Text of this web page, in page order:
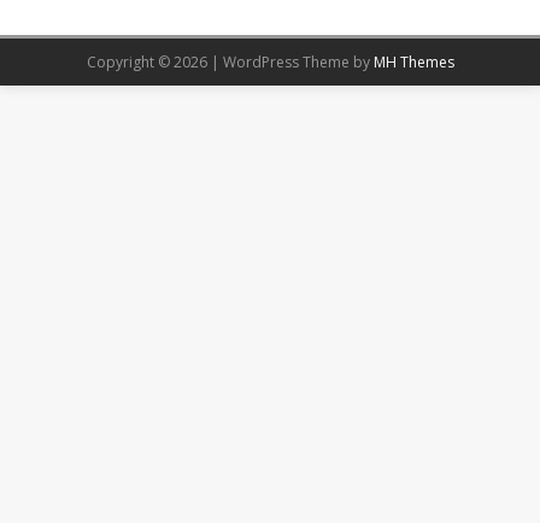
Copyright © 2026 | WordPress Theme by MH Themes